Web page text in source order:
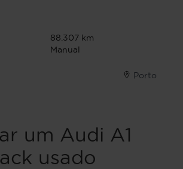
88.307 km
Manual
Porto
um Audi A1
usado